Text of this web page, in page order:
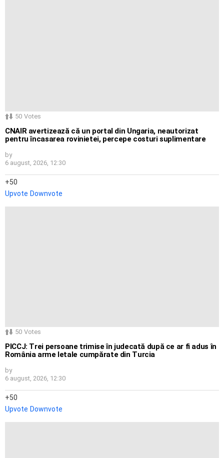
50 Votes
CNAIR avertizează că un portal din Ungaria, neautorizat
pentru încasarea rovinietei, percepe costuri suplimentare
by
6 august, 2026, 12:30
50
Upvote Downvote
50 Votes
PICCJ: Trei persoane trimise în judecată după ce ar fi adus în
România arme letale cumpărate din Turcia
by
6 august, 2026, 12:30
50
Upvote Downvote